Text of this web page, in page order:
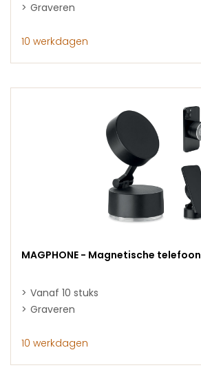
Graveren
10 werkdagen
MAGPHONE - Magnetische
Vanaf 10 stuks
Graveren
10 werkdagen